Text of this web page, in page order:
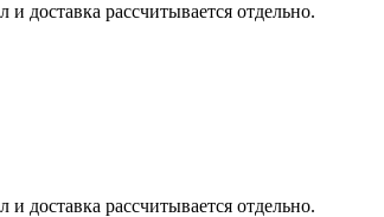
доставка рассчитывается отдельно.
доставка рассчитывается отдельно.